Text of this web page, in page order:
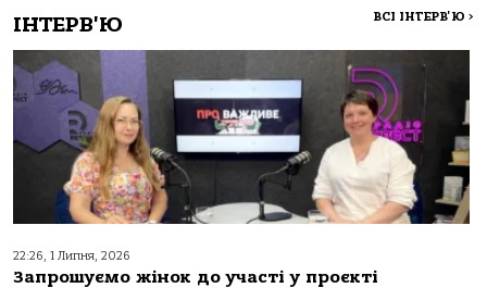
ІНТЕРВ'Ю ВСІ ІНТЕРВ'Ю >
22:26, 1 Липня, 2026
Запрошуємо жінок до участі у проєкті